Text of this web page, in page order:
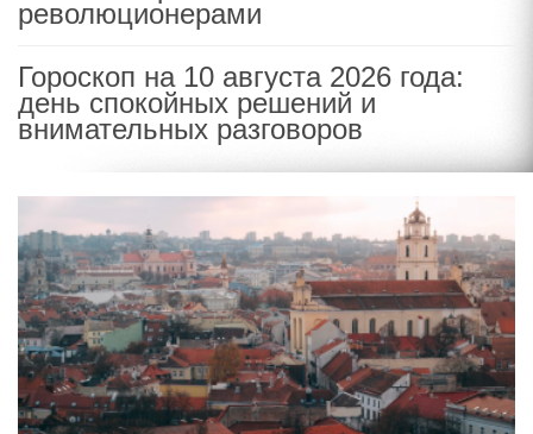
революционерами
Гороскоп на 10 августа 2026 года:
день спокойных решений и
внимательных разговоров